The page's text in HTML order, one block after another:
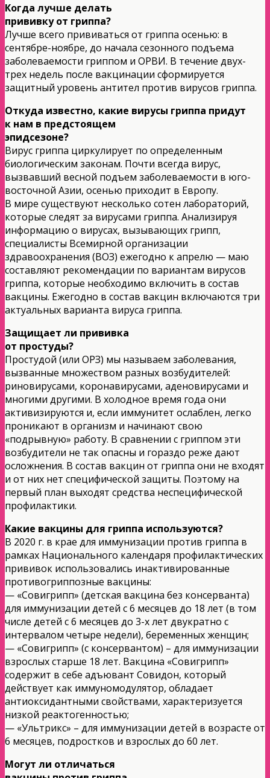
Когда лучше делать
прививку от гриппа?
Лучше всего прививаться от гриппа осенью: в
сентябре-ноябре, до начала сезонного подъема
заболеваемости гриппом и ОРВИ. В течение двух-
трех недель после вакцинации сформируется
защитный уровень антител против вирусов гриппа.
Откуда известно, какие вирусы гриппа придут
к нам в предстоящем
эпидсезоне?
Вирус гриппа циркулирует по определенным
биологическим законам. Почти всегда вирус,
вызвавший весной подъем заболеваемости в юго-
восточной Азии, осенью приходит в Европу.
В мире существуют несколько сотен лабораторий,
которые следят за вирусами гриппа. Анализируя
информацию о вирусах, вызывающих грипп,
специалисты Всемирной организации
здравоохранения (ВОЗ) ежегодно к апрелю — маю
составляют рекомендации по вариантам вирусов
гриппа, которые необходимо включить в состав
вакцины. Ежегодно в состав вакцин включаются три
актуальных варианта вируса гриппа.
Защищает ли прививка
от простуды?
Простудой (или ОРЗ) мы называем заболевания,
вызванные множеством разных возбудителей:
риновирусами, коронавирусами, аденовирусами и
многими другими. В холодное время года они
активизируются и, если иммунитет ослаблен, легко
проникают в организм и начинают свою
«подрывную» работу. В сравнении с гриппом эти
возбудители не так опасны и гораздо реже дают
осложнения. В состав вакцин от гриппа они не входят
и от них нет специфической защиты. Поэтому на
первый план выходят средства неспецифической
профилактики.
Какие вакцины для гриппа используются?
В 2020 г. в крае для иммунизации против гриппа в
рамках Национального календаря профилактических
прививок использовались инактивированные
противогриппозные вакцины:
— «Совигрипп» (детская вакцина без консерванта)
для иммунизации детей с 6 месяцев до 18 лет (в том
числе детей с 6 месяцев до 3-х лет двукратно с
интервалом четыре недели), беременных женщин;
— «Совигрипп» (с консервантом) – для иммунизации
взрослых старше 18 лет. Вакцина «Совигрипп»
содержит в себе адъювант Совидон, который
действует как иммуномодулятор, обладает
антиоксидантными свойствами, характеризуется
низкой реактогенностью;
— «Ультрикс» – для иммунизации детей в возрасте от
6 месяцев, подростков и взрослых до 60 лет.
Могут ли отличаться